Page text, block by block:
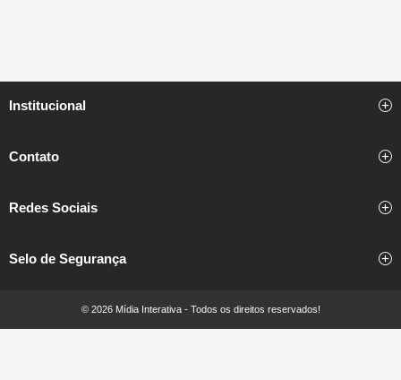
Institucional
Contato
Redes Sociais
Selo de Segurança
© 2026 Mídia Interativa - Todos os direitos reservados!